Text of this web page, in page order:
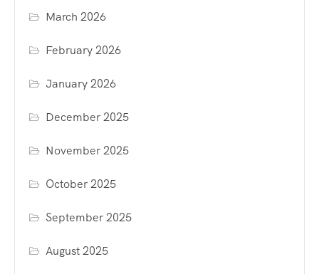
March 2026
February 2026
January 2026
December 2025
November 2025
October 2025
September 2025
August 2025